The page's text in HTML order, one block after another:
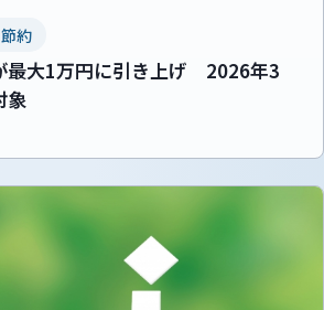
約
最大1万円に引き上げ 2026年3
象